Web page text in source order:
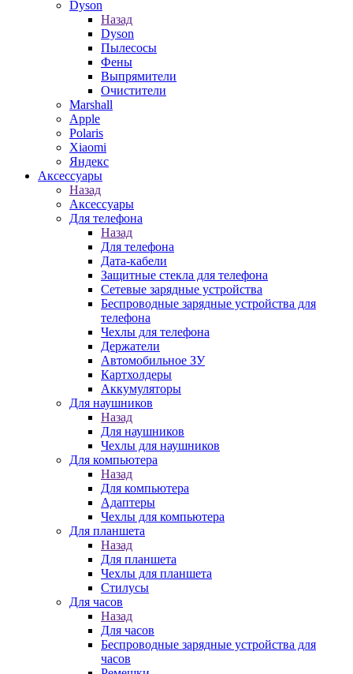
Dyson
Назад
Dyson
Пылесосы
Фены
Выпрямители
Очистители
Marshall
Apple
Polaris
Xiaomi
Яндекс
Аксессуары
Назад
Аксессуары
Для телефона
Назад
Для телефона
Дата-кабели
Защитные стекла для телефона
Сетевые зарядные устройства
Беспроводные зарядные устройства для
телефона
Чехлы для телефона
Держатели
Автомобильное ЗУ
Картхолдеры
Аккумуляторы
Для наушников
Назад
Для наушников
Чехлы для наушников
Для компьютера
Назад
Для компьютера
Адаптеры
Чехлы для компьютера
Для планшета
Назад
Для планшета
Чехлы для планшета
Стилусы
Для часов
Назад
Для часов
Беспроводные зарядные устройства для
часов